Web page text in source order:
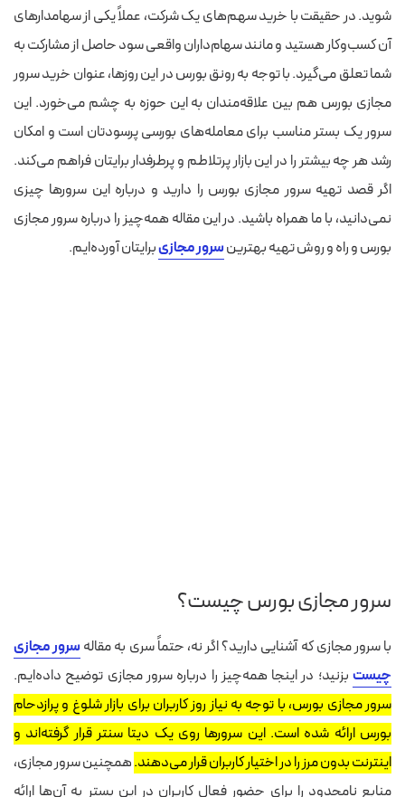
شوید. در حقیقت با خرید سهم­‌های یک شرکت­، عملاً یکی از سهامدارهای
آن کسب‌وکار هستید و مانند سهام‌داران واقعی سود حاصل از مشارکت به
شما تعلق می‌گیرد.با توجه به رونق بورس در این روزها، عنوان خرید سرور
مجازی بورس هم بین علاقه‌مندان به این حوزه به چشم می‌خورد. این
سرور یک بستر مناسب برای معامله‌های بورسی پرسودتان است و امکان
رشد هر چه بیشتر را در این بازار پرتلاطم و پرطرفدار برایتان فراهم می‌کند.
اگر قصد تهیه سرور مجازی بورس را دارید و درباره این سرورها چیزی
نمی‌دانید، با ما همراه باشید. در این مقاله همه‌چیز را درباره سرور مجازی
بورس و راه و روش تهیه بهترینسرور مجازیبرایتان آورده‌ایم.
سرور مجازی بورس چیست؟
با سرور مجازی که آشنایی دارید؟ اگر نه، حتماً سری به مقاله سرور مجازی
چیست بزنید؛ در اینجا همه‌چیز را درباره سرور مجازی توضیح داده‌ایم.
سرور مجازی بورس، با توجه به نیاز روز کاربران برای بازار شلوغ و پرازدحام
بورس ارائه شده است. این سرورها روی یک دیتا سنتر قرار گرفته‌اند و
اینترنت بدون مرز را در اختیار کاربران قرار می‌دهند.همچنین سرور مجازی،
منابع نامحدود را برای حضور فعال کاربران در این بستر به آن‌ها ارائه